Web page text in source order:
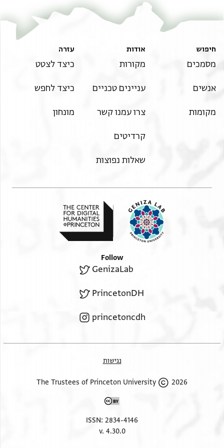
חיפוש
מסמכים
אנשים
מקומות
אודות
מקורות
עניינים טכניים
צרו עמנו קשר
קרדיטים
שאלות נפוצות
עזרה
כיצד לצטט
כיצד לחפש
מונחון
Follow
GenizaLab
PrincetonDH
princetoncdh
נגישות
2026 The Trustees of Princeton University
ISSN: 2834-4146
v. 4.30.0